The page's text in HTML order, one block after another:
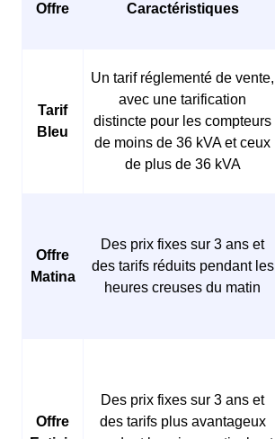
Offre Caractéristiques
Tarif
Bleu
Un tarif réglementé de vente,
avec une tarification
distincte pour les compteurs
de moins de 36 kVA et ceux
de plus de 36 kVA
Offre
Matina
Des prix fixes sur 3 ans et
des tarifs réduits pendant les
heures creuses du matin
Offre
Des prix fixes sur 3 ans et
des tarifs plus avantageux